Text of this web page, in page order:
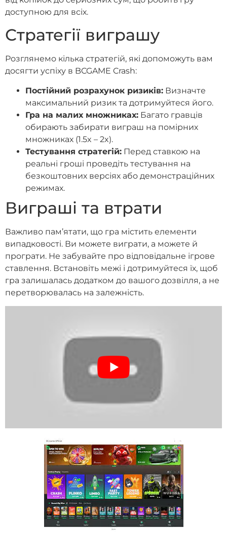
доступною для всіх.
Стратегії виграшу
Розглянемо кілька стратегій, які допоможуть вам
досягти успіху в BCGAME Crash:
Постійний розрахунок ризиків: Визначте
максимальний ризик та дотримуйтеся його.
Гра на малих множниках: Багато гравців
обирають забирати виграш на помірних
множниках (1.5x – 2x).
Тестування стратегій: Перед ставкою на
реальні гроші проведіть тестування на
безкоштовних версіях або демонстраційних
режимах.
Виграші та втрати
Важливо пам’ятати, що гра містить елементи
випадковості. Ви можете виграти, а можете й
програти. Не забувайте про відповідальне ігрове
ставлення. Встановіть межі і дотримуйтеся їх, щоб
гра залишалась додатком до вашого дозвілля, а не
перетворювалась на залежність.